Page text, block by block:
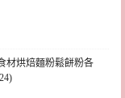
材烘焙麵粉鬆餅粉各